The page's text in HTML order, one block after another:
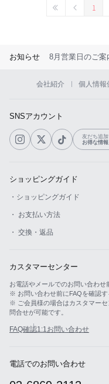
1
お知らせ 8月営業日のご案
会社紹介 個人情報
SNSアカウント
友だち追
お得な情
ショッピングガイド
・ショッピングガイド
・ お支払い方法
・ 交換・返品
カスタマーセンター
お電話やメールでのお問い合わせ
※ お問い合わせ前にFAQを確認す
※ ご会員様の場合はカスタマー
問合せが可能です。
FAQ確認1:1お問い合わせ
電話でのお問い合わせ